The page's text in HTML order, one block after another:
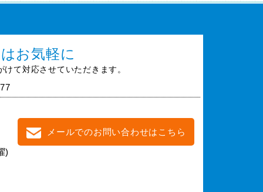
お気軽に
て対応させていただきます。
)
メールでのお問い合わせはこちら